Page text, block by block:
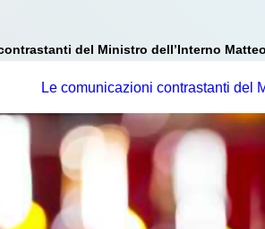
del Ministro dell’Interno
Le comunicazioni contrastanti del